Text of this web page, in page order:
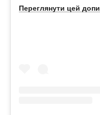
Переглянути цей